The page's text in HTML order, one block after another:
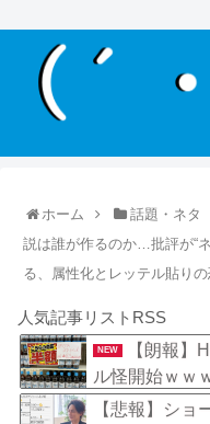
ホーム 話題・ネタ
説は誰が作るのか…批評が“
る、属性化とレッテル貼りの
人気記事リストRSS
NEW
【朗報】
ル怪開始ｗｗ
【悲報】ショ